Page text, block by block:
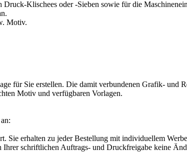
Klischees oder -Sieben sowie für die
Motiv.
für Sie erstellen. Die damit verbundenen Grafik-
Motiv und verfügbaren Vorlagen.
Sie erhalten zu jeder Bestellung mit individuellem
schriftlichen Auftrags- und Druckfreigabe keine